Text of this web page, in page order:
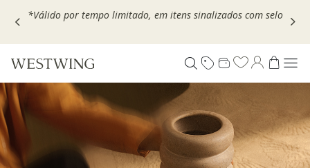
Escolha seu VOUCHER e ganhe até 30% OFF*: useMOVEL30,